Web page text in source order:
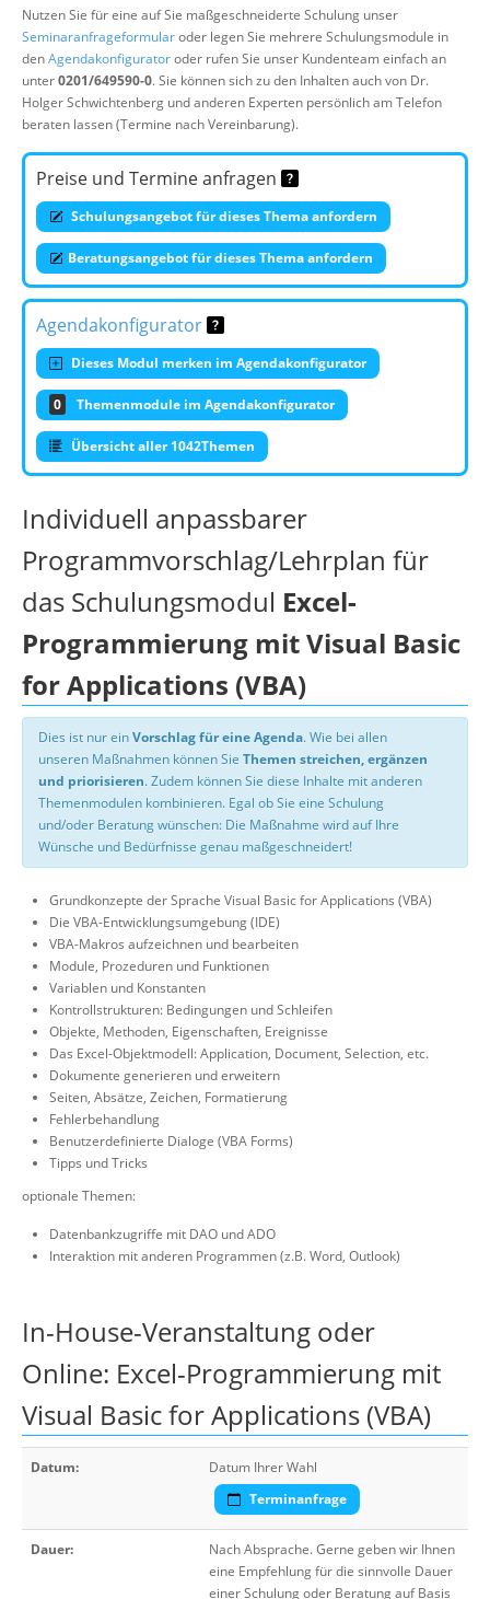
Nutzen Sie für eine auf Sie maßgeschneiderte Schulung unser
Seminaranfrageformularoder legen Sie mehrere Schulungsmodule in
denAgendakonfiguratoroder rufen Sie unser Kundenteam einfach an
unter0201/649590-0. Sie können sich zu den Inhalten auch von Dr.
Holger Schwichtenberg und anderen Experten persönlich am Telefon
beraten lassen (Termine nach Vereinbarung).
Preise und Termine anfragen
Schulungsangebot für dieses Thema anfordern
Beratungsangebot für dieses Thema anfordern
Agendakonfigurator
Dieses Modul merken im Agendakonfigurator
0 Themenmodule im Agendakonfigurator
Übersicht aller 1042Themen
Individuell anpassbarer
Programmvorschlag/Lehrplan für
das Schulungsmodul Excel-
Programmierung mit Visual Basic
for Applications (VBA)
Dies ist nur einVorschlag für eine Agenda. Wie bei allen
unseren Maßnahmen können Sie Themen streichen, ergänzen
und priorisieren. Zudem können Sie diese Inhalte mit anderen
Themenmodulen kombinieren. Egal ob Sie eine Schulung
und/oder Beratung wünschen: Die Maßnahme wird auf Ihre
Wünsche und Bedürfnisse genau maßgeschneidert!
Grundkonzepte der Sprache Visual Basic for Applications (VBA)
Die VBA-Entwicklungsumgebung (IDE)
VBA-Makros aufzeichnen und bearbeiten
Module, Prozeduren und Funktionen
Variablen und Konstanten
Kontrollstrukturen: Bedingungen und Schleifen
Objekte, Methoden, Eigenschaften, Ereignisse
Das Excel-Objektmodell: Application, Document, Selection, etc.
Dokumente generieren und erweitern
Seiten, Absätze, Zeichen, Formatierung
Fehlerbehandlung
Benutzerdefinierte Dialoge (VBA Forms)
Tipps und Tricks
optionale Themen:
Datenbankzugriffe mit DAO und ADO
Interaktion mit anderen Programmen (z.B. Word, Outlook)
In-House-Veranstaltung oder
Online: Excel-Programmierung mit
Visual Basic for Applications (VBA)
Datum:
Datum Ihrer Wahl
Terminanfrage
Dauer:
Nach Absprache. Gerne geben wir Ihnen
eine Empfehlung für die sinnvolle Dauer
einer Schulung oder Beratung auf Basis